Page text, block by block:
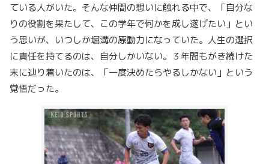
ている人がいた。そんな仲間の想いに触れる中で、「自分な
りの役割を果たして、この学年で何かを成し遂げたい」とい
う思いが、いつしか堀溝の原動力になっていた。人生の選択
に責任を持てるのは、自分しかいない。３年間もがき続けた
末に辿り着いたのは、「一度決めたらやるしかない」という
覚悟だった。